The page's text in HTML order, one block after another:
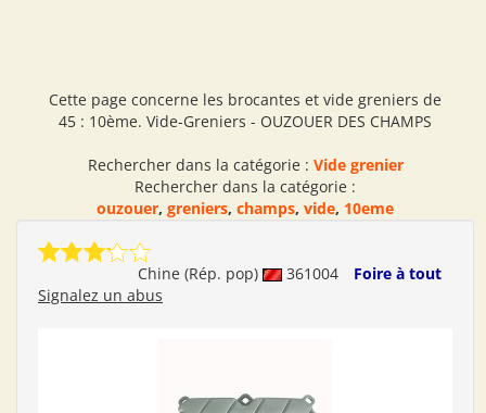
Cette page concerne les brocantes et vide greniers de
45 : 10ème. Vide-Greniers - OUZOUER DES CHAMPS
Rechercher dans la catégorie : Vide grenier
Rechercher dans la catégorie :
ouzouer, greniers, champs, vide, 10eme
Chine (Rép. pop) 361004
Foire à tout
Signalez un abus